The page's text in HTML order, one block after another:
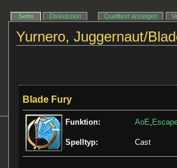
Yurnero, Juggernaut/
Blade Fury
Funktion: AoE,
Spelltyp: Cast
Seite Diskussion Quelltext anzeigen